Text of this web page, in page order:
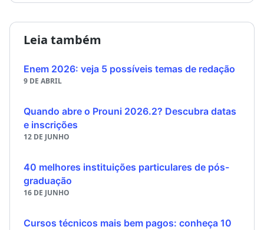
Leia também
Enem 2026: veja 5 possíveis temas de redação
9 DE ABRIL
Quando abre o Prouni 2026.2? Descubra datas
e inscrições
12 DE JUNHO
40 melhores instituições particulares de pós-
graduação
16 DE JUNHO
Cursos técnicos mais bem pagos: conheça 10